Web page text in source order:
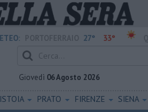
27° 33°
Giovedì 06 Agosto 2026
PRATO FIRENZE SIENA